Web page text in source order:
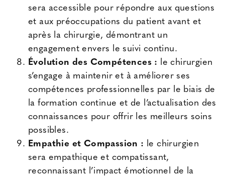
sera accessible pour répondre aux questions
et aux préoccupations du patient avant et
après la chirurgie, démontrant un
engagement envers le suivi continu.
Évolution des Compétences : le chirurgien
s’engage à maintenir et à améliorer ses
compétences professionnelles par le biais de
la formation continue et de l’actualisation des
connaissances pour offrir les meilleurs soins
possibles.
Empathie et Compassion : le chirurgien
sera empathique et compatissant,
reconnaissant l’impact émotionnel de la